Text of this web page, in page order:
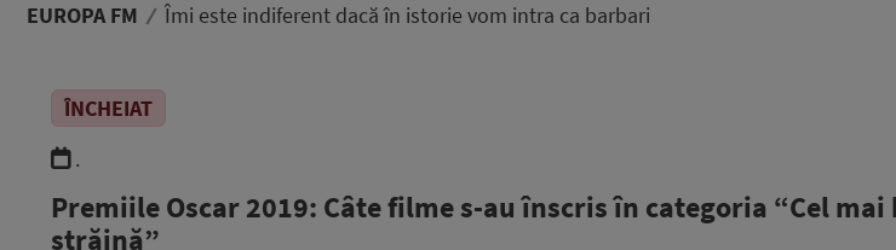
EUROPA FM Îmi este indiferent dacă în istorie vom intra ca barbari
ÎNCHEIAT
.
Premiile Oscar 2019: Câte filme s-au înscris în categoria “Cel
străină”
PODCAST
ASCULTĂ LIVE